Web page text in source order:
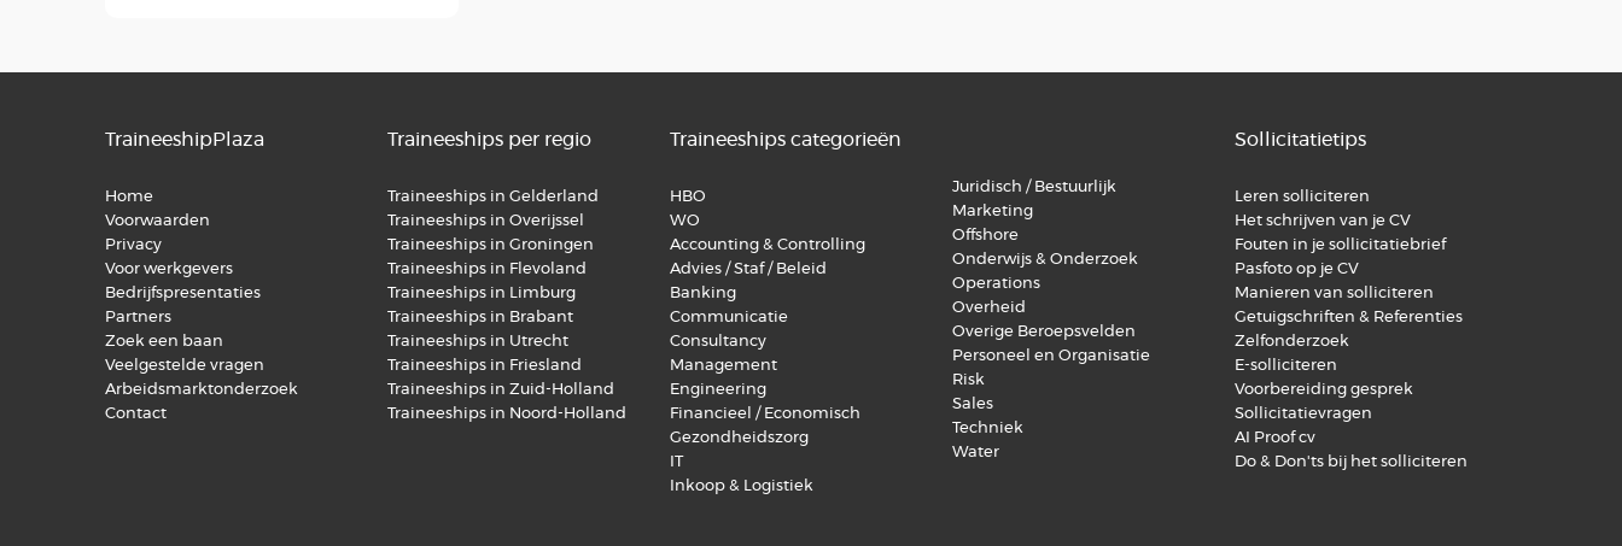
TraineeshipPlaza
Home
Voorwaarden
Privacy
Voor werkgevers
Bedrijfspresentaties
Partners
Zoek een baan
Veelgestelde vragen
Arbeidsmarktonderzoek
Contact
Traineeships per regio
Traineeships in Gelderland
Traineeships in Overijssel
Traineeships in Groningen
Traineeships in Flevoland
Traineeships in Limburg
Traineeships in Brabant
Traineeships in Utrecht
Traineeships in Friesland
Traineeships in Zuid-Holland
Traineeships in Noord-Holland
Traineeships categorieën
HBO
WO
Accounting & Controlling
Advies / Staf / Beleid
Banking
Communicatie
Consultancy
Management
Engineering
Financieel / Economisch
Gezondheidszorg
IT
Inkoop & Logistiek
Juridisch / Bestuurlijk
Marketing
Offshore
Onderwijs & Onderzoek
Operations
Overheid
Overige Beroepsvelden
Personeel en Organisatie
Risk
Sales
Techniek
Water
Sollicitatietips
Leren solliciteren
Het schrijven van je CV
Fouten in je sollicitatiebrief
Pasfoto op je CV
Manieren van solliciteren
Getuigschriften & Referenties
Zelfonderzoek
E-solliciteren
Voorbereiding gesprek
Sollicitatievragen
AI Proof cv
Do & Don'ts bij het solliciteren